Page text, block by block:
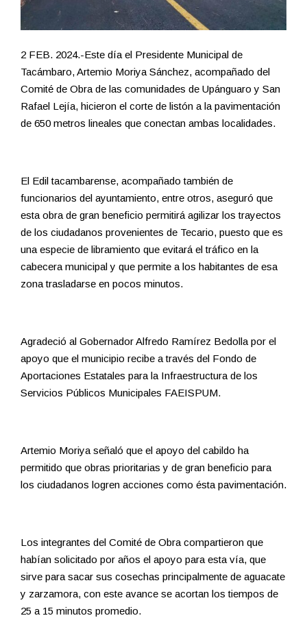
2 FEB. 2024.-Este día el Presidente Municipal de
Tacámbaro, Artemio Moriya Sánchez, acompañado del
Comité de Obra de las comunidades de Upánguaro y San
Rafael Lejía, hicieron el corte de listón a la pavimentación
de 650 metros lineales que conectan ambas localidades.
El Edil tacambarense, acompañado también de
funcionarios del ayuntamiento, entre otros, aseguró que
esta obra de gran beneficio permitirá agilizar los trayectos
de los ciudadanos provenientes de Tecario, puesto que es
una especie de libramiento que evitará el tráfico en la
cabecera municipal y que permite a los habitantes de esa
zona trasladarse en pocos minutos.
Agradeció al Gobernador Alfredo Ramírez Bedolla por el
apoyo que el municipio recibe a través del Fondo de
Aportaciones Estatales para la Infraestructura de los
Servicios Públicos Municipales FAEISPUM.
Artemio Moriya señaló que el apoyo del cabildo ha
permitido que obras prioritarias y de gran beneficio para
los ciudadanos logren acciones como ésta pavimentación.
Los integrantes del Comité de Obra compartieron que
habían solicitado por años el apoyo para esta vía, que
sirve para sacar sus cosechas principalmente de aguacate
y zarzamora, con este avance se acortan los tiempos de
25 a 15 minutos promedio.